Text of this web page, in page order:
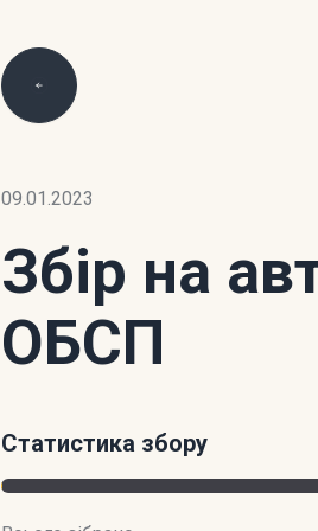
09.01.2023
Збір на
ОБСП
Статистика збору